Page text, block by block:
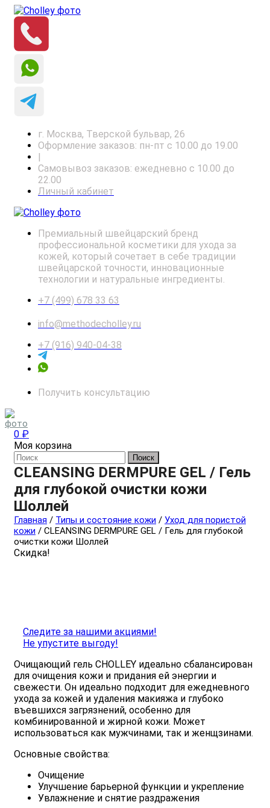
г. Москва, Тверской бульвар, 26
Оформление заказов: пн-пт с 10.00 до 19.00
|
Самовывоз заказов: ежедневно с 10.00 до
22.00
Личный кабинет
Премиальный швейцарский бренд
профессиональной косметики для ухода за
кожей, который сочетает в себе традиции
швейцарской точности, инновационные
технологии и натуральные ингредиенты.
+7 (499) 678 33 63
info@methodecholley.ru
+7 (916) 940-04-38
Получить консультацию
0 ₽
Моя корзина
Поиск
CLEANSING DERMPURE GEL / Гель
для глубокой очистки кожи
Шоллей
Главная / Типы и состояние кожи / Уход для пористой
кожи / CLEANSING DERMPURE GEL / Гель для глубокой
очистки кожи Шоллей
Скидка!
Следите за нашими акциями!
Не упустите выгоду!
Очищающий гель CHOLLEY идеально сбалансирован
для очищения кожи и придания ей энергии и
свежести. Он идеально подходит для ежедневного
ухода за кожей и удаления макияжа и глубоко
въевшихся загрязнений, особенно для
комбинированной и жирной кожи. Может
использоваться как мужчинами, так и женщзинами.
Основные свойства:
Очищение
Улучшение барьерной функции и укрепление
Увлажнение и снятие раздражения